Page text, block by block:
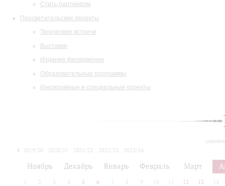
Стать партнером
Просветительские проекты
Творческие встречи
Выставки
Издания филармонии
Образовательные программы
Инклюзивные и специальные проекты
2019/20 2020/21 2021/22 2022/23
2023/24
Ноябрь Декабрь Январь Февраль Март
2 3 4 5 6 7 8 9 10 12 13 14